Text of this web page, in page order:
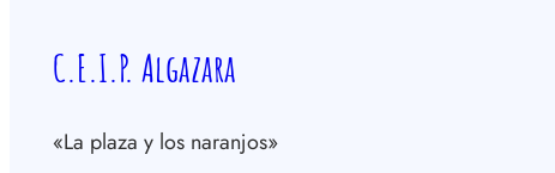
C.E.I.P. Algazara
«La plaza y los naranjos»